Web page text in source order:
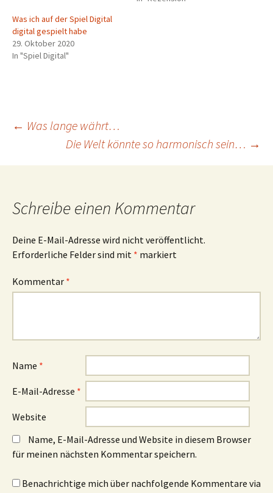
Was ich auf der Spiel Digital
digital gespielt habe
29. Oktober 2020
In "Spiel Digital"
Beitragsnavigation
← Was lange währt…
Die Welt könnte so harmonisch sein… →
Schreibe einen Kommentar
Deine E-Mail-Adresse wird nicht veröffentlicht.
Erforderliche Felder sind mit * markiert
Kommentar *
Name *
E-Mail-Adresse *
Website
Name, E-Mail-Adresse und Website in diesem Browser
für meinen nächsten Kommentar speichern.
Benachrichtige mich über nachfolgende Kommentare via